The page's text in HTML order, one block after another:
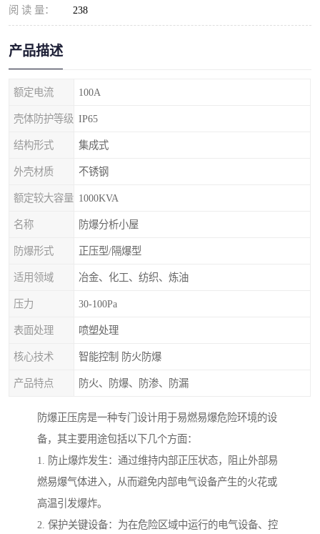
阅 读 量： 238
产品描述
额定电流 100A
壳体防护等级 IP65
结构形式 集成式
外壳材质 不锈钢
额定较大容量 1000KVA
名称 防爆分析小屋
防爆形式 正压型/隔爆型
适用领域 冶金、化工、纺织、炼油
压力 30-100Pa
表面处理 喷塑处理
核心技术 智能控制 防火防爆
产品特点 防火、防爆、防渗、防漏
防爆正压房是一种专门设计用于易燃易爆危险环境的设
备，其主要用途包括以下几个方面：
1. 防止爆炸发生：通过维持内部正压状态，阻止外部易
燃易爆气体进入，从而避免内部电气设备产生的火花或
高温引发爆炸。
2. 保护关键设备：为在危险区域中运行的电气设备、控